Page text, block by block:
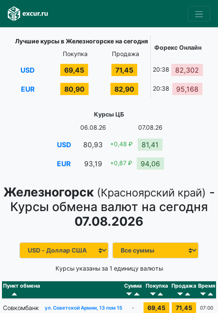
Железногорск (Красноярский край) -
Курсы обмена валют на сегодня
07.08.2026
Курсы указаны за 1 единицу валюты
Пункт обмена Сумма Покупка Продажа Время
Совкомбанк ул. Советской Армии, 13 пом 15 - 69,45 71,45 07:00
Лучшие курсы в Железногорске на сегодня
Форекс Онлайн
Покупка
Продажа
USD 69,45 71,45 20:38 82,302
EUR 80,90 82,90 20:38 95,168
Курсы ЦБ
06.08.26
07.08.26
USD 80,93 +0,48 ₽ 81,41
EUR 93,19 +0,87 ₽ 94,06